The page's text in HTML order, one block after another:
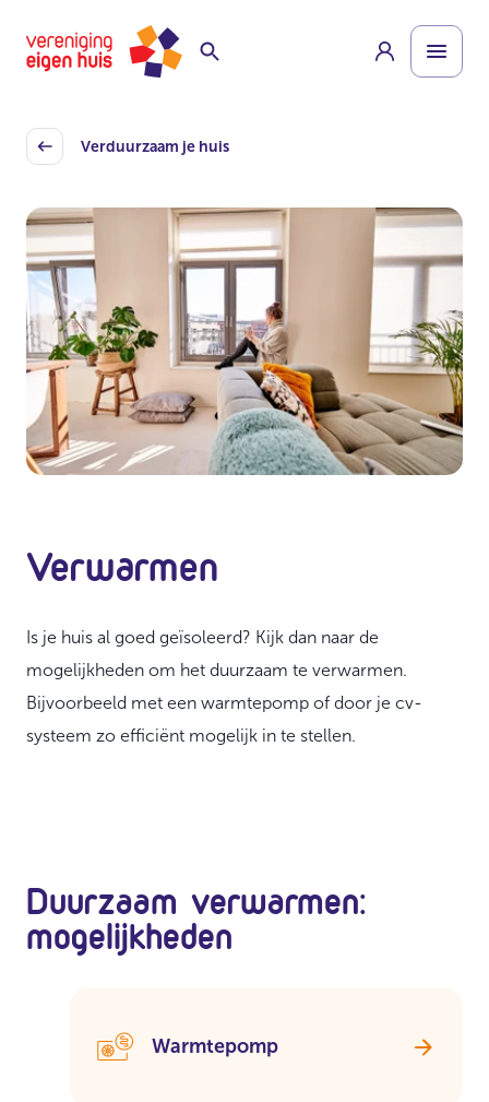
naar
hoofdinhoud
Homepage
Back
Verduurzaam je huis
Verwarmen
Is je huis al goed geïsoleerd? Kijk dan naar de
mogelijkheden om het duurzaam te verwarmen.
Bijvoorbeeld met een warmtepomp of door je cv-
systeem zo efficiënt mogelijk in te stellen.
Duurzaam verwarmen:
mogelijkheden
Warmtepomp